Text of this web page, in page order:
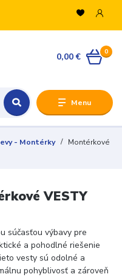
Menu
0
0,00 €
- Montérky
Montérkové
VESTY
súčasťou výbavy pre
a pohodlné riešenie
vesty sú odolné a
pohyblivosť a zároveň
vybrané značky
B-WELL, GIBLOR’S
košíku: